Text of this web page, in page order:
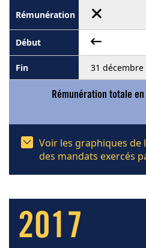
31 décembre
Rémunération totale
Voir les graphiques
des mandats exercés
2017